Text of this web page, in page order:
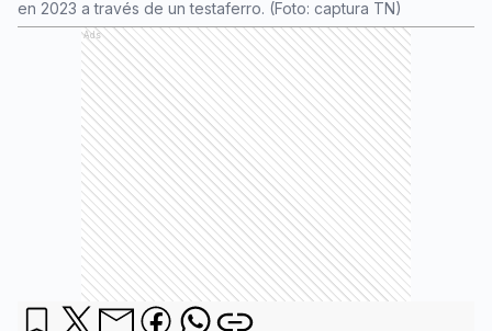
en 2023 a través de un testaferro. (Foto: captura TN)
Ads